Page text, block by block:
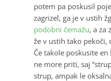
potem pa poskusil
zagrizel, ga je v ustih
podobni čemažu, a za
že v ustih tako pekoči,
Če takole poskusite
ne more priti, saj
strup, ampak le